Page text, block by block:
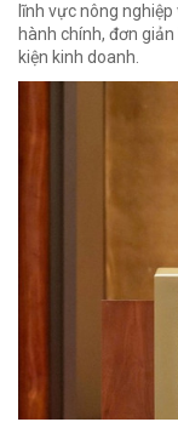
lĩnh vực nông
hành chính, đơn
kiện kinh doanh.